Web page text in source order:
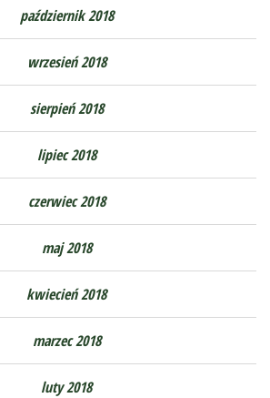
październik 2018
wrzesień 2018
sierpień 2018
lipiec 2018
czerwiec 2018
maj 2018
kwiecień 2018
marzec 2018
luty 2018